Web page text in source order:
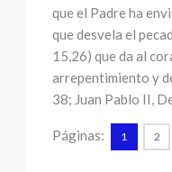
que el Padre ha
que desvela el
15,26) que da al
arrepentimiento y
38; Juan Pablo II,
Páginas: 1 2